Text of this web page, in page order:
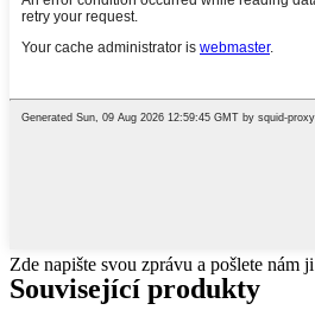
Zde napište svou zprávu a pošlete nám ji
Související produkty